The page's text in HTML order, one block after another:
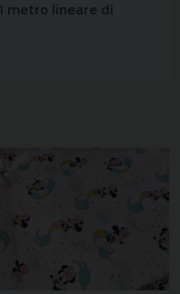
metro lineare di